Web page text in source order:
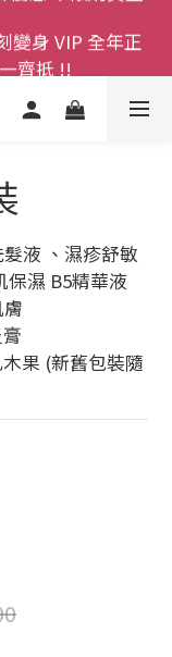
優惠 不限購買量
齊抵 !!
一枝送一件 50克
用
刻用!!
惠 不限購買量
液 、濕疹舒敏
保濕 B5精華液
果 (新舊包裝隨